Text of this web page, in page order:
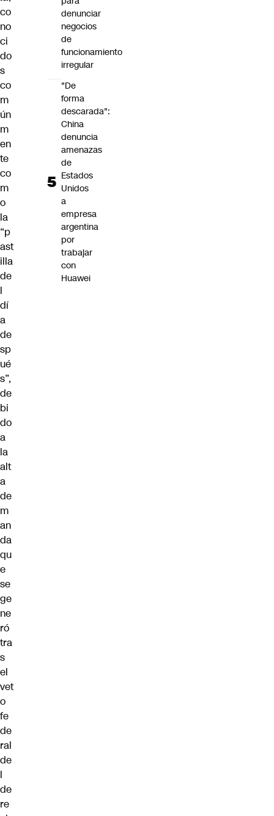
co
no
ci
do
s
co
m
ún
m
en
te
co
m
o
la
“p
ast
illa
de
l
dí
a
de
sp
ué
s”,
de
bi
do
a
la
alt
a
de
m
an
da
qu
e
se
ge
ne
ró
tra
s
el
vet
o
fe
de
ral
de
l
de
re
denunciar
negocios
de
funcionamiento
irregular
"De
forma
descarada":
China
denuncia
amenazas
de
Estados
Unidos
a
empresa
argentina
por
trabajar
con
Huawei